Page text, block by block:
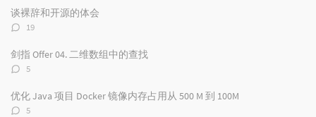
文
章
谈裸辞和开源的体会
评
数：
19
剑指 Offer 04. 二维数组中的查找
评
数：
5
优化 Java 项目 Docker 镜像内存占用从 500 M 到 100M
评
5